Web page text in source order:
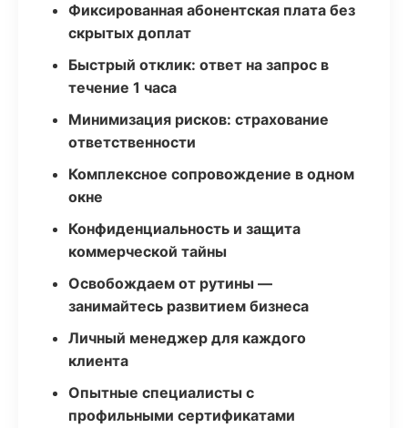
Фиксированная абонентская плата без
скрытых доплат
Быстрый отклик: ответ на запрос в
течение 1 часа
Минимизация рисков: страхование
ответственности
Комплексное сопровождение в одном
окне
Конфиденциальность и защита
коммерческой тайны
Освобождаем от рутины —
занимайтесь развитием бизнеса
Личный менеджер для каждого
клиента
Опытные специалисты с
профильными сертификатами